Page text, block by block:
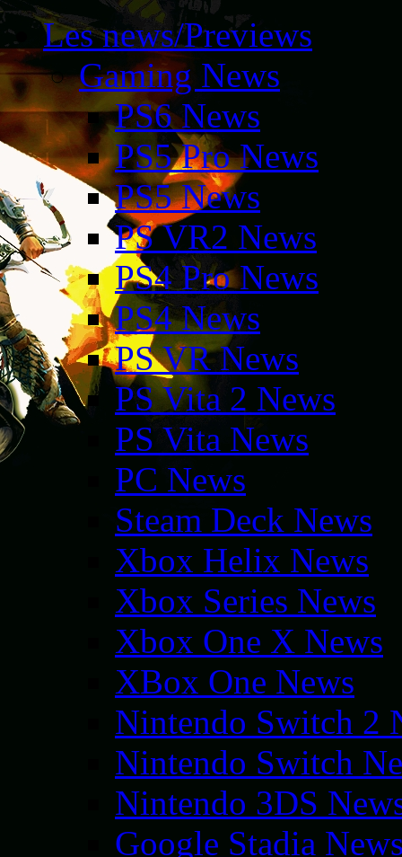
Les news/Previews
Gaming News
PS6 News
PS5 Pro News
PS5 News
PS VR2 News
PS4 Pro News
PS4 News
PS VR News
PS Vita 2 News
PS Vita News
PC News
Steam Deck News
Xbox Helix News
Xbox Series News
Xbox One X News
XBox One News
Nintendo Switch 2
Nintendo Switch
Nintendo 3DS
Google Stadia